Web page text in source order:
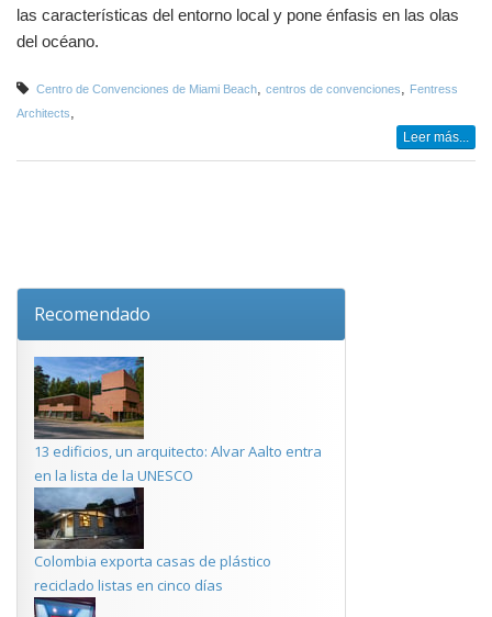
las características del entorno local y pone énfasis en las olas
del océano.
Centro de Convenciones de Miami Beach, centros de convenciones, Fentress
Architects,
Leer más...
Recomendado
13 edificios, un arquitecto: Alvar Aalto entra
en la lista de la UNESCO
Colombia exporta casas de plástico
reciclado listas en cinco días